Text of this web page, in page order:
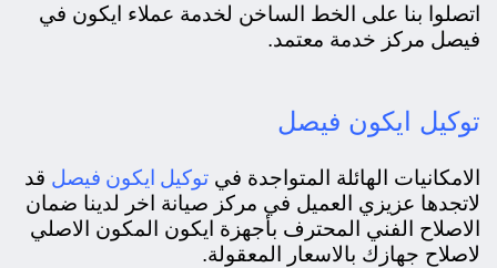
اتصلوا بنا على الخط الساخن لخدمة عملاء ايكون في
فيصل مركز خدمة معتمد.
توكيل ايكون فيصل
الامكانيات الهائلة المتواجدة في توكيل ايكون فيصل قد
لاتجدها عزيزي العميل في مركز صيانة اخر لدينا ضمان
الاصلاح الفني المحترف بأجهزة ايكون المكون الاصلي
لاصلاح جهازك بالاسعار المعقولة.